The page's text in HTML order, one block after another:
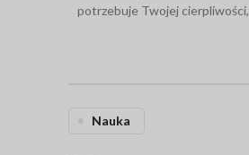
potrzebuje Twojej
Nauka